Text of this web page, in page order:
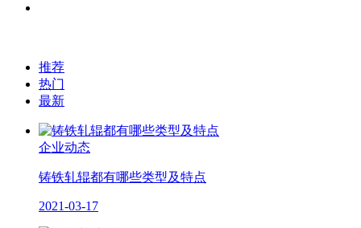
推荐
热门
最新
企业动态
铸铁轧辊都有哪些类型及特点
2021-03-17